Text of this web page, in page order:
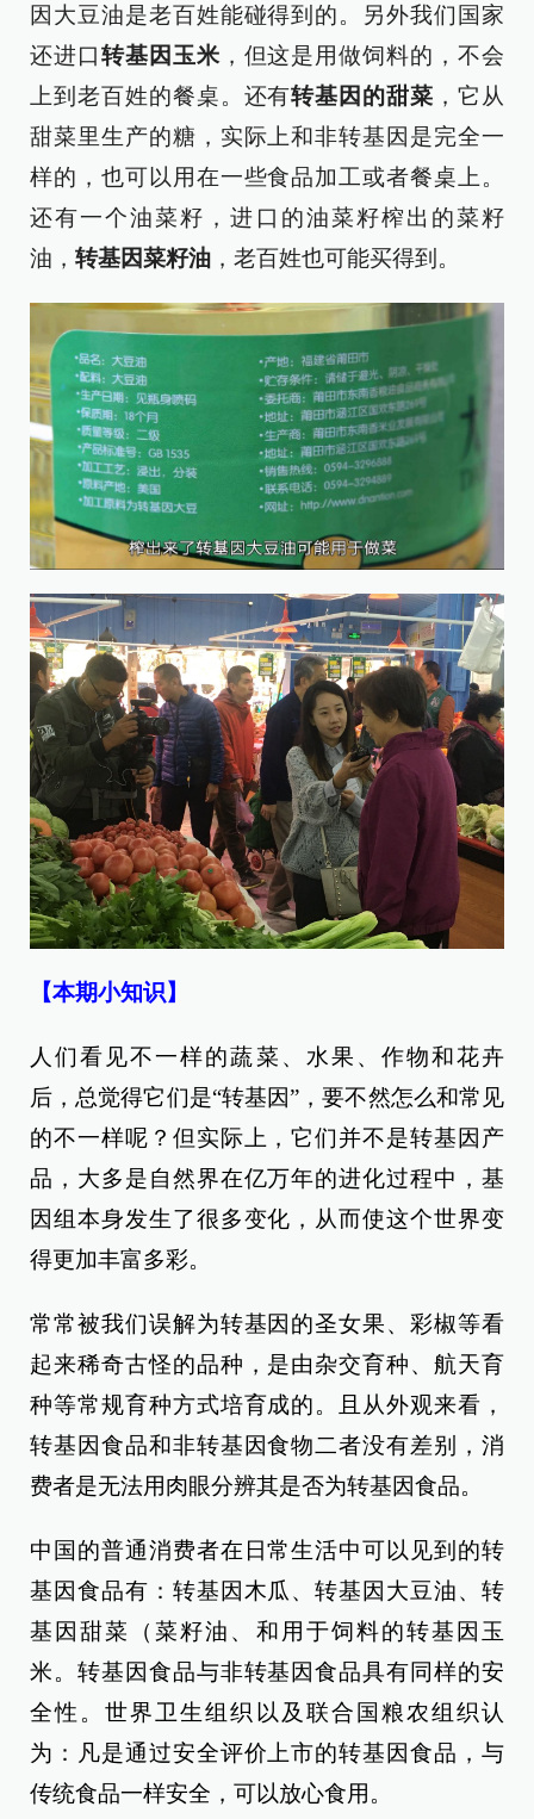
因大豆油是老百姓能碰得到的。另外我们国家
还进口转基因玉米，但这是用做饲料的，不会
上到老百姓的餐桌。还有转基因的甜菜 ，它从
甜菜里生产的糖，实际上和非转基因是完全一
样的，也可以用在一些食品加工或者餐桌上。
还有一个油菜籽，进口的油菜籽榨出的菜籽
油， 转基因菜籽油 ，老百姓也可能买得到。
【本期小知识】
人们看见不一样的蔬菜、水果、作物和花卉
后，总觉得它们是“转基因”，要不然怎么和常见
的不一样呢？但实际上，它们并不是转基因产
品，大多是自然界在亿万年的进化过程中，基
因组本身发生了很多变化，从而使这个世界变
得更加丰富多彩。
常常被我们误解为转基因的圣女果、彩椒等看
起来稀奇古怪的品种，是由杂交育种、航天育
种等常规育种方式培育成的。且从外观来看，
转基因食品和非转基因食物二者没有差别，消
费者是无法用肉眼分辨其是否为转基因食品。
中国的普通消费者在日常生活中可以见到的转
基因食品有：转基因木瓜、转基因大豆油、转
基因甜菜（菜籽油、和用于饲料的转基因玉
米。 转基因食品与非转基因食品具有同样的安
全性。世界卫生组织以及联合国粮农组织认
为：凡是通过安全评价上市的转基因食品，与
传统食品一样安全，可以放心食用。